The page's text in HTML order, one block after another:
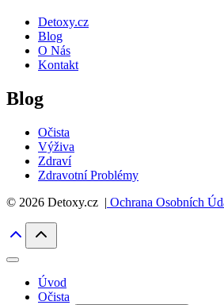
Detoxy.cz
Blog
O Nás
Kontakt
Blog
Očista
Výživa
Zdraví
Zdravotní Problémy
© 2026 Detoxy.cz | Ochrana Osobních
Úvod
Očista